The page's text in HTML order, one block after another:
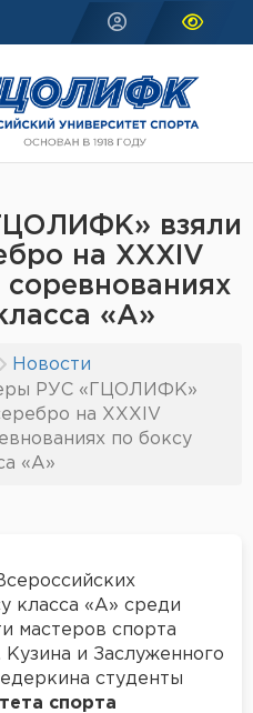
взяли
на XXXIV
соревнованиях
«А»
Новости
РУС «ГЦОЛИФК»
на XXXIV
по боксу
«А»
класса «А» среди
мастеров спорта
и Заслуженного
студенты
спорта